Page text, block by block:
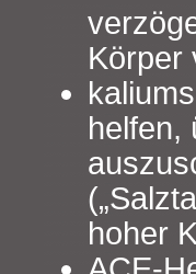
Körper
helfen,
hoher